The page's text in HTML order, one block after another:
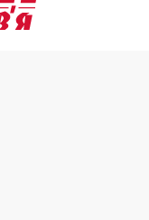
шанс на власне